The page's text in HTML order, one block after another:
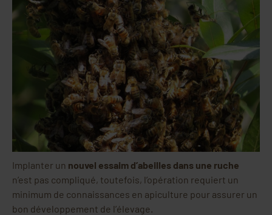
Implanter un nouvel essaim d’abeilles dans une ruche
n’est pas compliqué, toutefois, l’opération requiert un
minimum de connaissances en apiculture pour assurer un
bon développement de l’élevage.